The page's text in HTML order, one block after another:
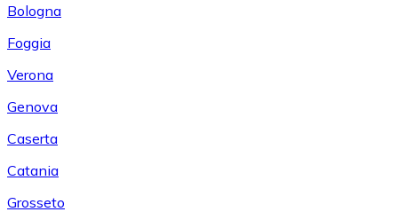
Bologna
Foggia
Verona
Genova
Caserta
Catania
Grosseto